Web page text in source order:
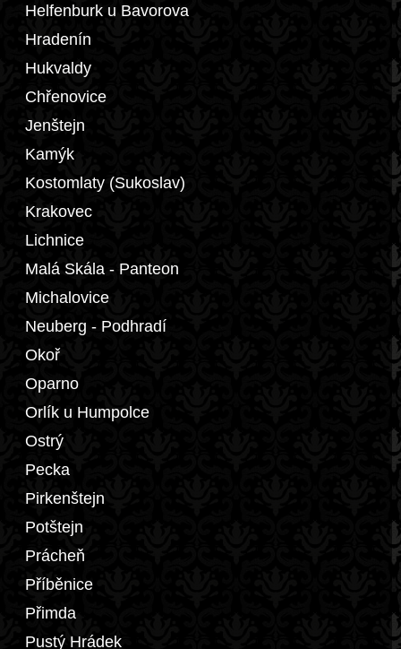
Helfenburk u Bavorova
Hradenín
Hukvaldy
Chřenovice
Jenštejn
Kamýk
Kostomlaty (Sukoslav)
Krakovec
Lichnice
Malá Skála - Panteon
Michalovice
Neuberg - Podhradí
Okoř
Oparno
Orlík u Humpolce
Ostrý
Pecka
Pirkenštejn
Potštejn
Prácheň
Příběnice
Přimda
Pustý Hrádek